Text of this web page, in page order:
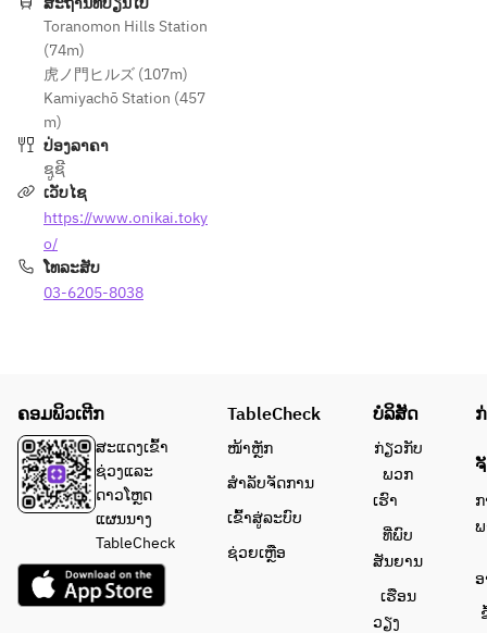
Toranomon Hills Station
(74m)
虎ノ門ヒルズ (107m)
Kamiyachō Station (457
m)
ປ່ອງລາຄາ
ຊູຊີ
ເວັບໄຊ
https://www.onikai.toky
o/
ໂທລະສັບ
03-6205-8038
ຄອມພິວເຕີກ
ສະແດງເຂົ້າ
ຊ່ວງແລະ
ດາວໂຫຼດ
ແຜນນາງ
TableCheck
TableCheck
ໜ້າຫຼັກ
ສຳລັບຈັດການ
ເຂົ້າສູ່ລະບົບ
ຊ່ວຍເຫຼືອ
ບໍລິສັດ
ກ່ຽວກັບ
ພວກ
ເຮົາ
ທີ່ພົບ
ສັນຍານ
ເຮືອນ
ວຽງ